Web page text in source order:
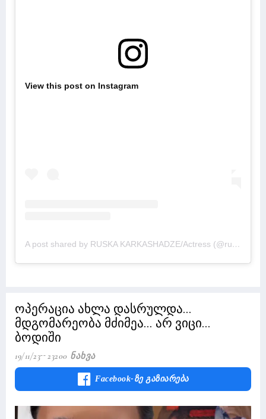
View this post on Instagram
A post shared by RUSKA KARKASHADZE/Actress (@russkakarkashadze)
ოპერაცია ახლა დასრულდა...
მდგომარეობა მძიმეა... არ ვიცი...
ბოდიში
19/11/23 23200 Ნახვა
Facebook-Ზე Გაზიარება